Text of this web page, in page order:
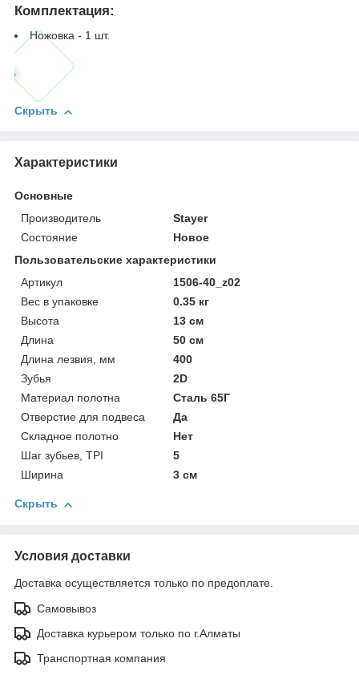
Комплектация:
Ножовка - 1 шт.
Скрыть
Характеристики
Основные
Производитель
Stayer
Состояние
Новое
Пользовательские характеристики
Артикул
1506-40_z02
Вес в упаковке
0.35 кг
Высота
13 см
Длина
50 см
Длина лезвия, мм
400
Зубья
2D
Материал полотна
Сталь 65Г
Отверстие для подвеса
Да
Складное полотно
Нет
Шаг зубьев, TPI
5
Ширина
3 см
Скрыть
Условия доставки
Доставка осуществляется только по предоплате.
Самовывоз
Доставка курьером только по г.Алматы
Транспортная компания